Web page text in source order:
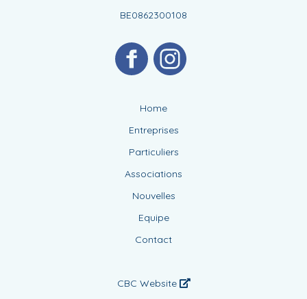
BE0862300108
Home
Entreprises
Particuliers
Associations
Nouvelles
Equipe
Contact
CBC Website